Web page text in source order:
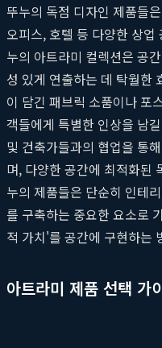
뚜누의 독점 디자인 제품들
오피스, 호텔 등 다양한 상
누의 아트라미 컬렉션은 공
성 있게 연출하는 데 탁월한
이 담긴 패브릭 소품이나 포
객들에게 특별한 인상을 남
및 건축가들과의 협업을 통
며, 다양한 공간에 최적화된
누의 제품들은 단순히 인테
를 구축하는 중요한 요소로
적 가치'를 공간에 구현하는
아트라미 제품 선택 가